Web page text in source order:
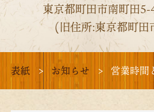
東京都町田市南町田
(旧住所:東京都町田
表紙 お知らせ 営業時間